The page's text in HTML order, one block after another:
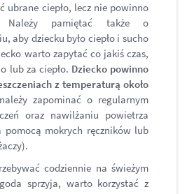
ubrane ciepło, lecz nie powinno
Należy pamiętać także o
aby dziecku było ciepło i sucho
warto zapytać co jakiś czas,
lub za ciepło. Dziecko powinno
z temperaturą około
zapominać o regularnym
oraz nawilżaniu powietrza
pomocą mokrych ręczników lub
codziennie na świeżym
sprzyja, warto korzystać z